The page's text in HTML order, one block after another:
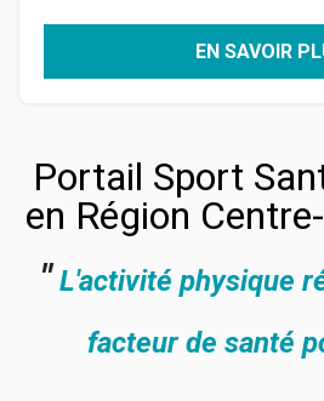
EN SAVOIR
Portail Sport
en Région
"L'activité physique
facteur de santé